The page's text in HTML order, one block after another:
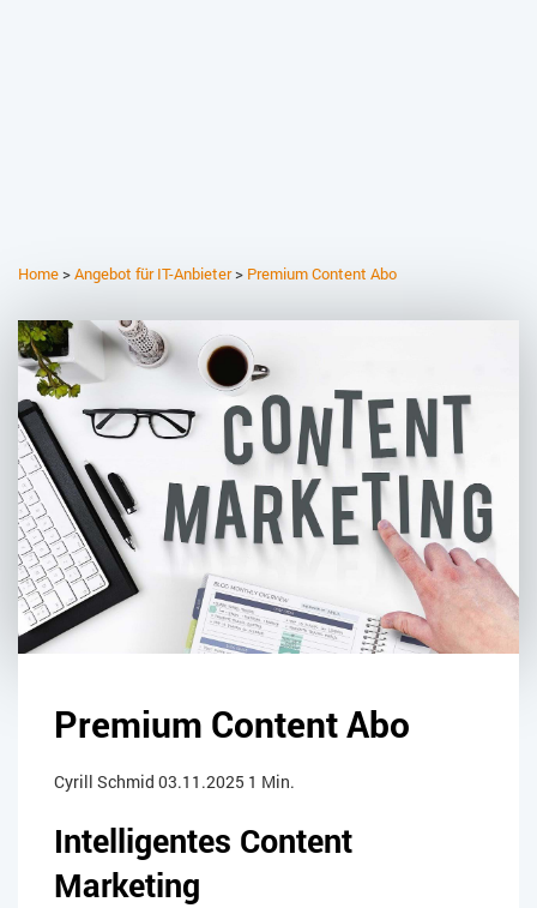
Home>Angebot für IT-Anbieter> Premium Content Abo
Premium Content Abo
Cyrill Schmid 03.11.2025 1 Min.
Intelligentes Content
Marketing